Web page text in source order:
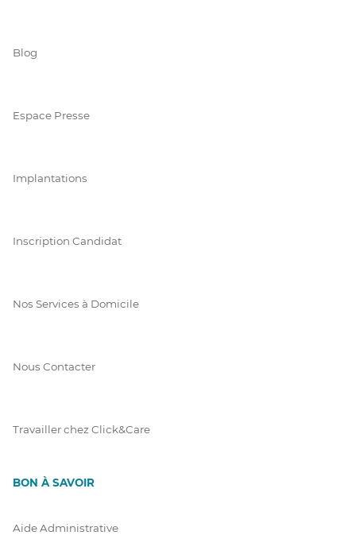
Blog
Espace Presse
Implantations
Inscription Candidat
Nos Services à Domicile
Nous Contacter
Travailler chez Click&Care
BON À SAVOIR
Aide Administrative